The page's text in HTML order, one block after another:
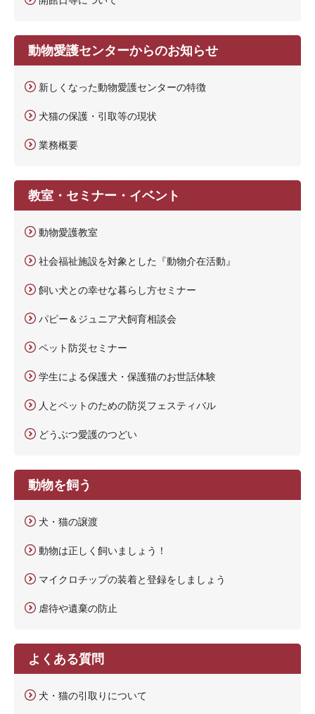
動物愛護センターからのお知らせ
新しくなった動物愛護センターの特徴
犬猫の保護・引取等の現状
業務概要
教室・セミナー・イベント
動物愛護教室
社会福祉施設を対象とした『動物介在活動』
飼い犬との幸せな暮らし方セミナー
パピー＆ジュニア犬飼育相談会
ペット防災セミナー
学生による保護犬・保護猫のお世話体験
人とペットのための防災フェスティバル
どうぶつ愛護のつどい
動物を飼う
犬・猫の譲渡
動物は正しく飼いましょう！
マイクロチップの装着と登録をしましょう
虐待や遺棄の防止
よくある質問
犬・猫の引取りについて